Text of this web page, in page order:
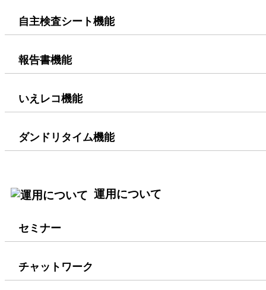
自主検査シート機能
報告書機能
いえレコ機能
ダンドリタイム機能
運用について
セミナー
チャットワーク